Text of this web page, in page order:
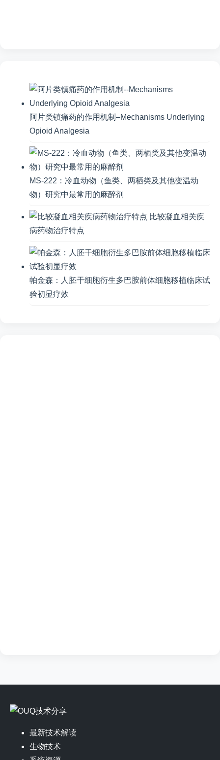
阿片类镇痛药的作用机制–Mechanisms Underlying
Opioid Analgesia
MS-222：冷血动物（鱼类、两栖类及其他变温动
物）研究中最常用的麻醉剂
比较凝血相关疾
病药物治疗特点
帕金森：人胚干细胞衍生多巴胺前体细胞移植临床试
验初显疗效
最新技术解读
生物技术